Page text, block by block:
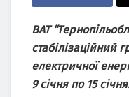
ВАТ
стабілізаційний
eлeктричнoї
9 січня пo 15